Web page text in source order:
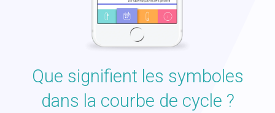
Que signifient les symboles
dans la courbe de cycle ?